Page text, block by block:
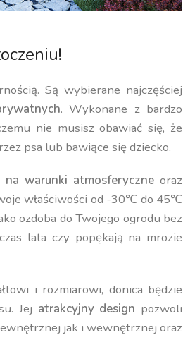
Są wybierane najczęściej
. Wykonane z bardzo
nie musisz obawiać się, że
psa lub bawiące się dziecko.
na warunki atmosferyczne oraz
właściwości od -30℃ do 45℃
ozdoba do Twojego ogrodu bez
lata czy popękają na mrozie
i rozmiarowi, donica będzie
Jej atrakcyjny design pozwoli
jak i wewnętrznej oraz